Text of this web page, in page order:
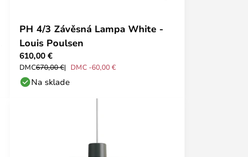
PH 4/3 Závěsná Lampa White -
Louis Poulsen
610,00 €
DMC670,00 € DMC -60,00 €
Na sklade